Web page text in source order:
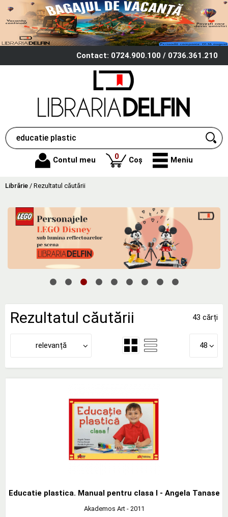
Contact: 0724.900.100 / 0736.361.210
Contul meu 0produse
Coș Meniu
Librărie / Rezultatul căutării
Rezultatul căutării 43 cărți
relevanță 48
Educatie plastica. Manual pentru clasa I - Angela Tanase
Akademos Art- 2011